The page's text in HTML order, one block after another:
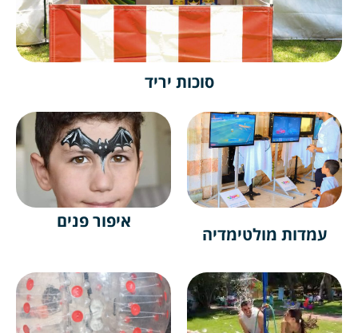
סוכות יריד
מולטימדיה
איפור פנים